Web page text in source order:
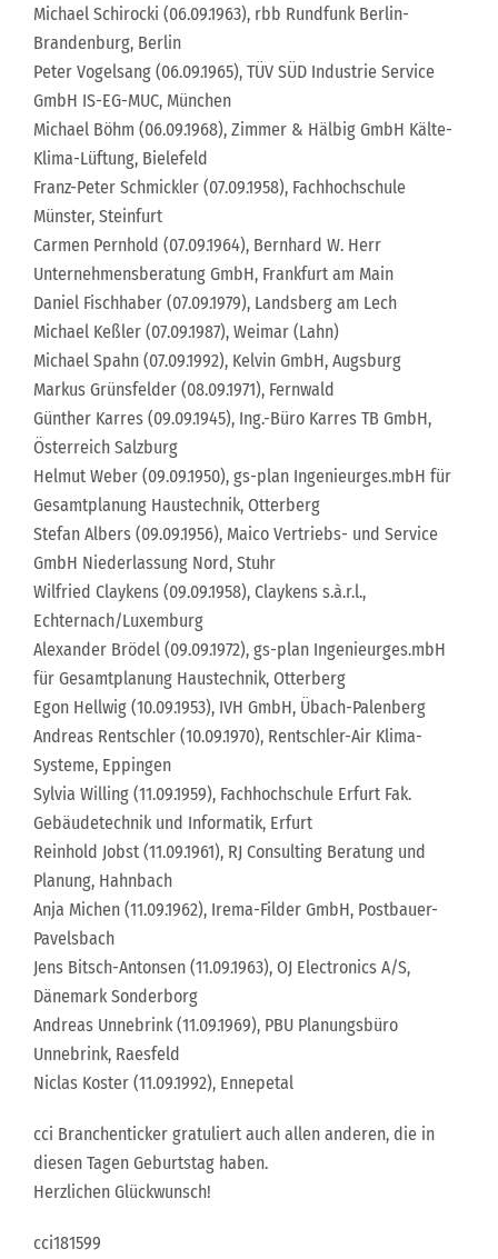
Michael Schirocki (06.09.1963), rbb Rundfunk Berlin-
Brandenburg, Berlin
Peter Vogelsang (06.09.1965), TÜV SÜD Industrie Service
GmbH IS-EG-MUC, München
Michael Böhm (06.09.1968), Zimmer & Hälbig GmbH Kälte-
Klima-Lüftung, Bielefeld
Franz-Peter Schmickler (07.09.1958), Fachhochschule
Münster, Steinfurt
Carmen Pernhold (07.09.1964), Bernhard W. Herr
Unternehmensberatung GmbH, Frankfurt am Main
Daniel Fischhaber (07.09.1979), Landsberg am Lech
Michael Keßler (07.09.1987), Weimar (Lahn)
Michael Spahn (07.09.1992), Kelvin GmbH, Augsburg
Markus Grünsfelder (08.09.1971), Fernwald
Günther Karres (09.09.1945), Ing.-Büro Karres TB GmbH,
Österreich Salzburg
Helmut Weber (09.09.1950), gs-plan Ingenieurges.mbH für
Gesamtplanung Haustechnik, Otterberg
Stefan Albers (09.09.1956), Maico Vertriebs- und Service
GmbH Niederlassung Nord, Stuhr
Wilfried Claykens (09.09.1958), Claykens s.à.r.l.,
Echternach/Luxemburg
Alexander Brödel (09.09.1972), gs-plan Ingenieurges.mbH
für Gesamtplanung Haustechnik, Otterberg
Egon Hellwig (10.09.1953), IVH GmbH, Übach-Palenberg
Andreas Rentschler (10.09.1970), Rentschler-Air Klima-
Systeme, Eppingen
Sylvia Willing (11.09.1959), Fachhochschule Erfurt Fak.
Gebäudetechnik und Informatik, Erfurt
Reinhold Jobst (11.09.1961), RJ Consulting Beratung und
Planung, Hahnbach
Anja Michen (11.09.1962), Irema-Filder GmbH, Postbauer-
Pavelsbach
Jens Bitsch-Antonsen (11.09.1963), OJ Electronics A/S,
Dänemark Sonderborg
Andreas Unnebrink (11.09.1969), PBU Planungsbüro
Unnebrink, Raesfeld
Niclas Koster (11.09.1992), Ennepetal
cci Branchenticker gratuliert auch allen anderen, die in
diesen Tagen Geburtstag haben.
Herzlichen Glückwunsch!
cci181599